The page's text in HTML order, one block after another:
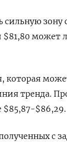
сильную
может
которая
тренда.
$85,87-$86,29.
с